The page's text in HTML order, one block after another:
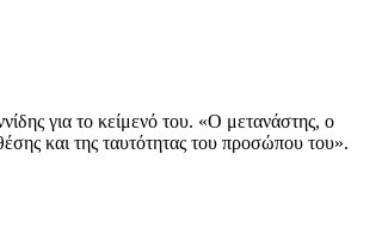
για το κείμενό του. «Ο μετανάστης, ο
και της ταυτότητας του προσώπου του».